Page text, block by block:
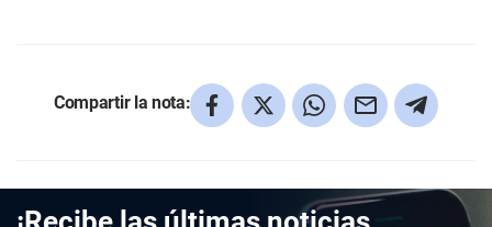
Compartir la nota: